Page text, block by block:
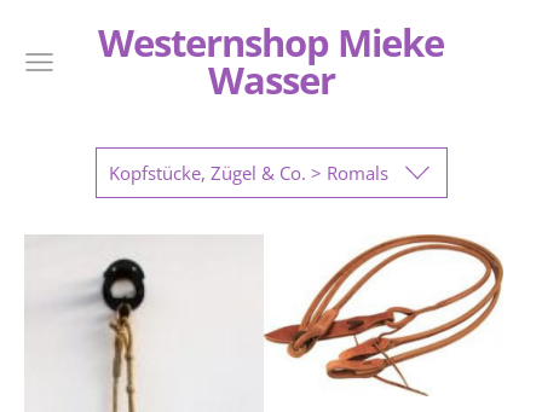
Westernshop Mieke
Wasser
Kopfstücke, Zügel & Co. > Romals